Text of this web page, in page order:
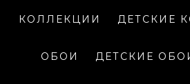
КОЛЛЕКЦИИ ДЕТСКИЕ
ОБОИ ДЕТСКИЕ